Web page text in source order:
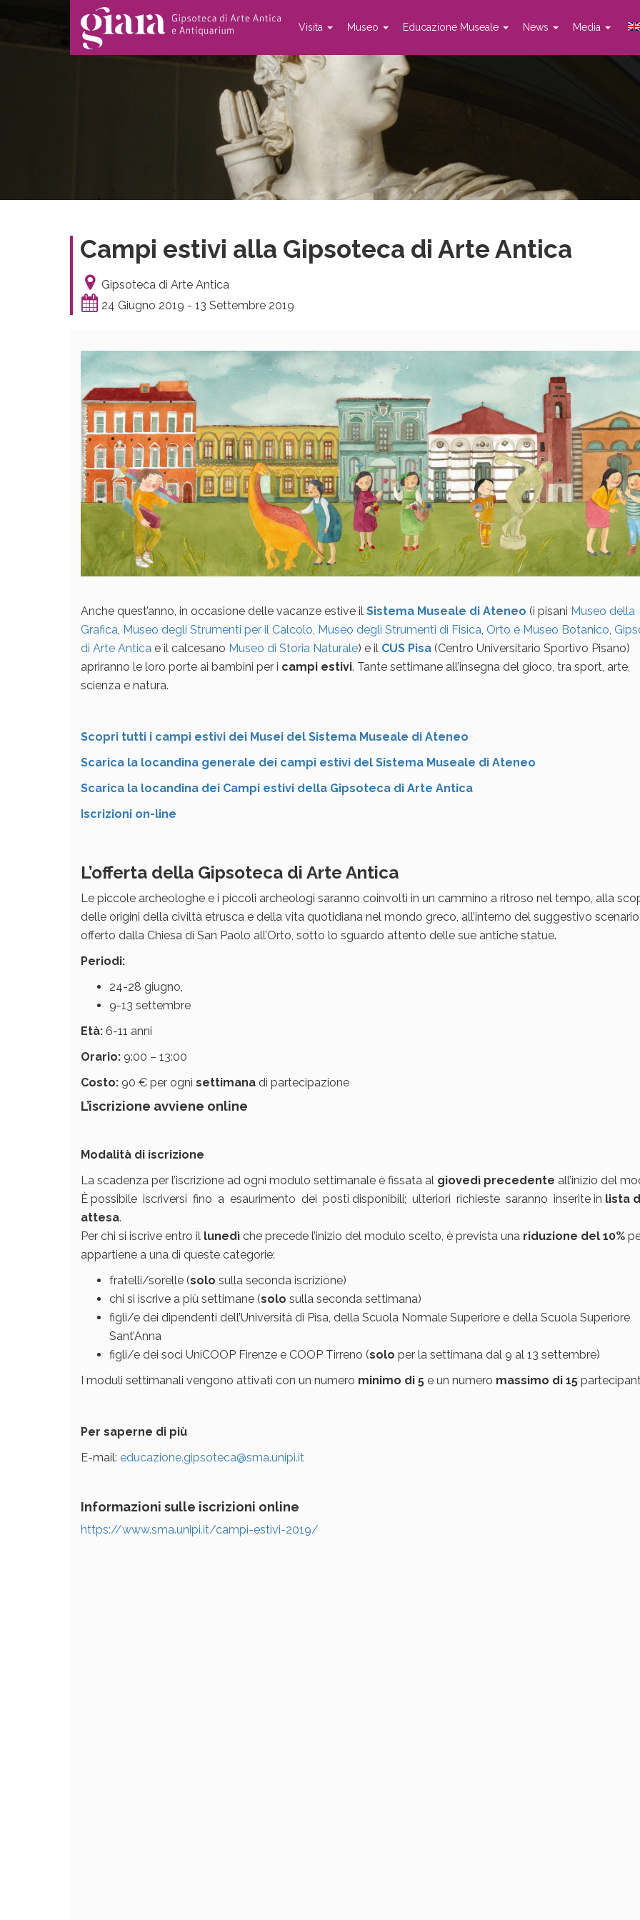
Visita Museo Educazione Museale News Media
Campi estivi alla Gipsoteca di Arte Antica
Gipsoteca di Arte Antica
24 Giugno 2019 - 13 Settembre 2019
Anche quest’anno, in occasione delle vacanze estive il Sistema Museale di Ateneo (i pisani Museo della
Grafica, Museo degli Strumenti per il Calcolo, Museo degli Strumenti di Fisica, Orto e Museo Botanico,
di Arte Antica e il calcesano Museo di Storia Naturale) e il CUS Pisa (Centro Universitario Sportivo Pisano)
apriranno le loro porte ai bambini per i campi estivi. Tante settimane all’insegna del gioco, tra sport, arte,
scienza e natura.
Scopri tutti i campi estivi dei Musei del Sistema Museale di Ateneo
Scarica la locandina generale dei campi estivi del Sistema Museale di Ateneo
Scarica la locandina dei Campi estivi della Gipsoteca di Arte Antica
Iscrizioni on-line
L’offerta della Gipsoteca di Arte Antica
Le piccole archeologhe e i piccoli archeologi saranno coinvolti in un cammino a ritroso nel tempo, alla
delle origini della civiltà etrusca e della vita quotidiana nel mondo greco, all’interno del suggestivo scenario
offerto dalla Chiesa di San Paolo all’Orto, sotto lo sguardo attento delle sue antiche statue.
Periodi:
24-28 giugno,
9-13 settembre
Età: 6-11 anni
Orario: 9:00 – 13:00
Costo: 90 € per ogni settimana di partecipazione
L’iscrizione avviene online
Modalità di iscrizione
La scadenza per l’iscrizione ad ogni modulo settimanale è fissata al giovedì precedente all’inizio del
È possibile iscriversi fino a esaurimento dei posti disponibili; ulteriori richieste saranno inserite in lista
attesa.
Per chi si iscrive entro il lunedì che precede l’inizio del modulo scelto, è prevista una riduzione del 10%
appartiene a una di queste categorie:
fratelli/sorelle (solo sulla seconda iscrizione)
chi si iscrive a più settimane (solo sulla seconda settimana)
figli/e dei dipendenti dell’Università di Pisa, della Scuola Normale Superiore e della Scuola Superiore
Sant’Anna
figli/e dei soci UniCOOP Firenze e COOP Tirreno (solo per la settimana dal 9 al 13 settembre)
I moduli settimanali vengono attivati con un numero minimo di 5 e un numero massimo di 15
Per saperne di più
E-mail: educazione.gipsoteca@sma.unipi.it
Informazioni sulle iscrizioni online
https://www.sma.unipi.it/campi-estivi-2019/